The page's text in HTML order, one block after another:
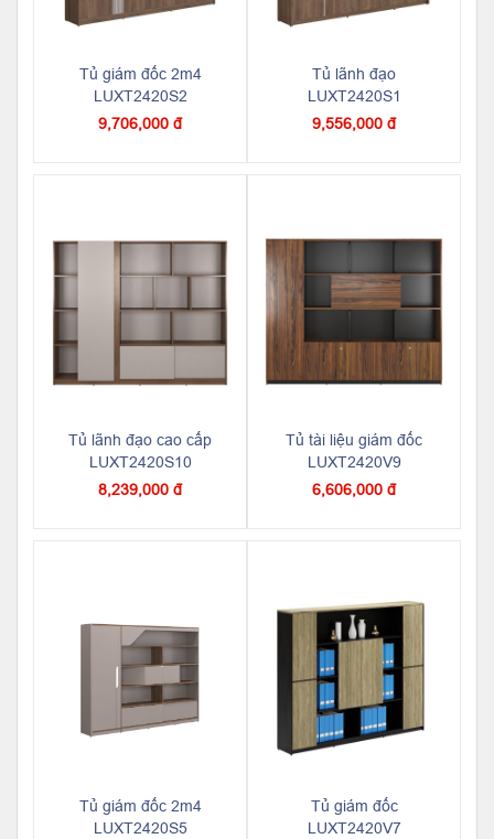
Tủ giám đốc 2m4
LUXT2420S2
9,706,000 đ
Tủ lãnh đạo
LUXT2420S1
9,556,000 đ
Tủ lãnh đạo cao cấp
LUXT2420S10
8,239,000 đ
Tủ tài liệu giám đốc
LUXT2420V9
6,606,000 đ
Tủ giám đốc 2m4
LUXT2420S5
Tủ giám đốc
LUXT2420V7